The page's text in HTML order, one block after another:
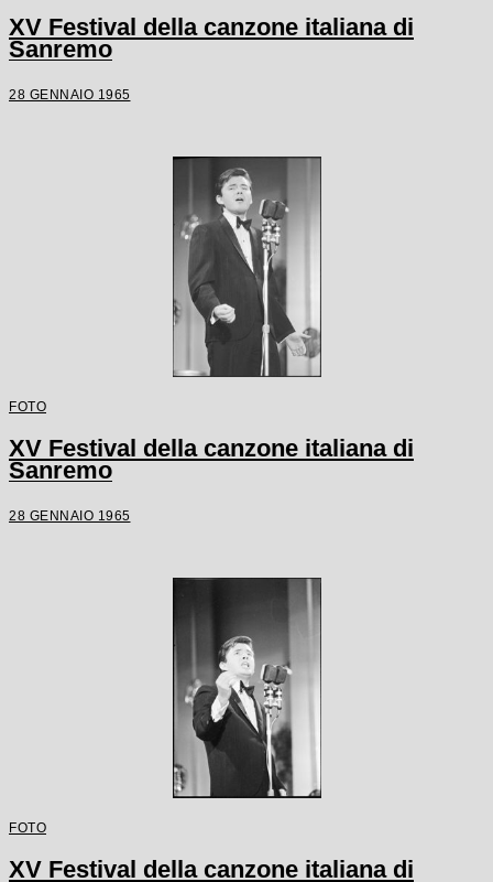
XV Festival della canzone italiana di
Sanremo
28 GENNAIO 1965
FOTO
XV Festival della canzone italiana di
Sanremo
28 GENNAIO 1965
FOTO
XV Festival della canzone italiana di